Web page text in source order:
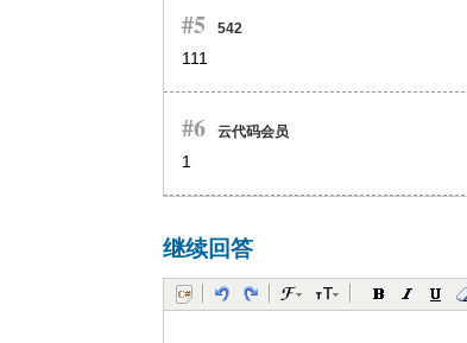
#5 542
111
#6 云代码会员
1
继续回答